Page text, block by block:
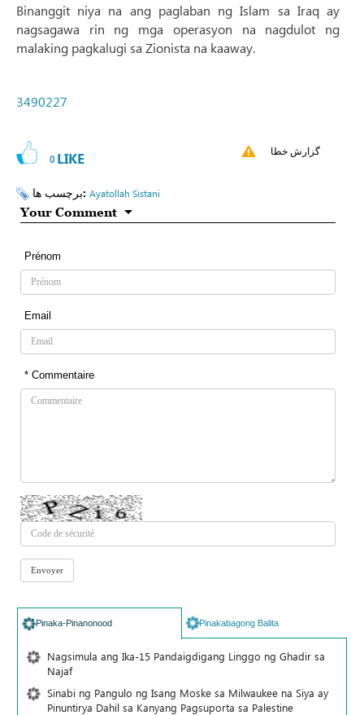
Binanggit niya na ang paglaban ng Islam sa Iraq ay
nagsagawa rin ng mga operasyon na nagdulot ng
malaking pagkalugi sa Zionista na kaaway.
3490227
0 LIKE گزارش خطا
برچسب ها: Ayatollah Sistani
Your Comment
Prénom
Email
* Commentaire
Pinaka-Pinanonood Pinakabagong Balita
Nagsimula ang Ika-15 Pandaigdigang Linggo ng Ghadir sa
Najaf
Sinabi ng Pangulo ng Isang Moske sa Milwaukee na Siya ay
Pinuntirya Dahil sa Kanyang Pagsuporta sa Palestine